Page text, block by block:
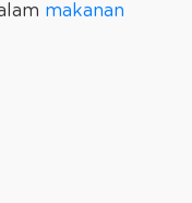
makanan